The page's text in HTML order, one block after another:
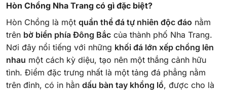
Hòn Chồng Nha Trang có gì đặc biệt?
Hòn Chồng là một quần thể đá tự nhiên độc đáo nằm
trên bờ biển phía Đông Bắc của thành phố Nha Trang.
Nơi đây nổi tiếng với những khối đá lớn xếp chồng lên
nhau một cách kỳ diệu, tạo nên một thắng cảnh hữu
tình. Điểm đặc trưng nhất là một tảng đá phẳng nằm
trên đỉnh, có in hằn dấu bàn tay khổng lồ, được cho là